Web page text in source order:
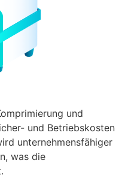
und
und Betriebskosten
unternehmensfähiger
was die